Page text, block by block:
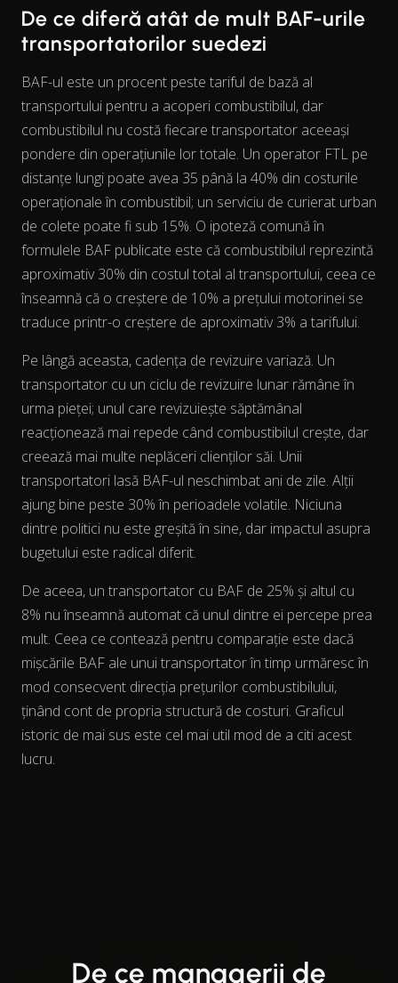
The chart has 2 Y axes displaying % and EUR/L.
De ce diferă atât de mult BAF-urile
transportatorilor suedezi
BAF-ul este un procent peste tariful de bază al
transportului pentru a acoperi combustibilul, dar
combustibilul nu costă fiecare transportator aceeași
pondere din operațiunile lor totale. Un operator FTL pe
distanțe lungi poate avea 35 până la 40% din costurile
operaționale în combustibil; un serviciu de curierat urban
de colete poate fi sub 15%. O ipoteză comună în
formulele BAF publicate este că combustibilul reprezintă
aproximativ 30% din costul total al transportului, ceea ce
înseamnă că o creștere de 10% a prețului motorinei se
traduce printr-o creștere de aproximativ 3% a tarifului.
Pe lângă aceasta, cadența de revizuire variază. Un
transportator cu un ciclu de revizuire lunar rămâne în
urma pieței; unul care revizuiește săptămânal
reacționează mai repede când combustibilul crește, dar
creează mai multe neplăceri clienților săi. Unii
transportatori lasă BAF-ul neschimbat ani de zile. Alții
ajung bine peste 30% în perioadele volatile. Niciuna
dintre politici nu este greșită în sine, dar impactul asupra
bugetului este radical diferit.
De aceea, un transportator cu BAF de 25% și altul cu
8% nu înseamnă automat că unul dintre ei percepe prea
mult. Ceea ce contează pentru comparație este dacă
mișcările BAF ale unui transportatorîn timp urmăresc în
mod consecvent direcția prețurilor combustibilului,
ținând cont de propria structură de costuri. Graficul
istoric de mai sus este cel mai util mod de a citi acest
lucru.
De ce managerii de